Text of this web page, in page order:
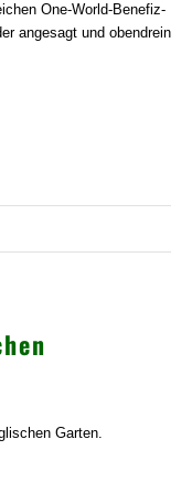
One-World-Benefiz-
angesagt und obendrein
Garten.